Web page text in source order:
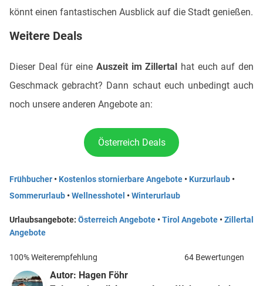
könnt einen fantastischen Ausblick auf die Stadt genießen.
Weitere Deals
Dieser Deal für eine Auszeit im Zillertal hat euch auf den
Geschmack gebracht? Dann schaut euch unbedingt auch
noch unsere anderen Angebote an:
Österreich Deals
Frühbucher • Kostenlos stornierbare Angebote • Kurzurlaub •
Sommerurlaub •Wellnesshotel •Winterurlaub
Urlaubsangebote: Österreich Angebote •Tirol Angebote •Zillertal
Angebote
100% Weiterempfehlung 64 Bewertungen
Autor: Hagen Föhr